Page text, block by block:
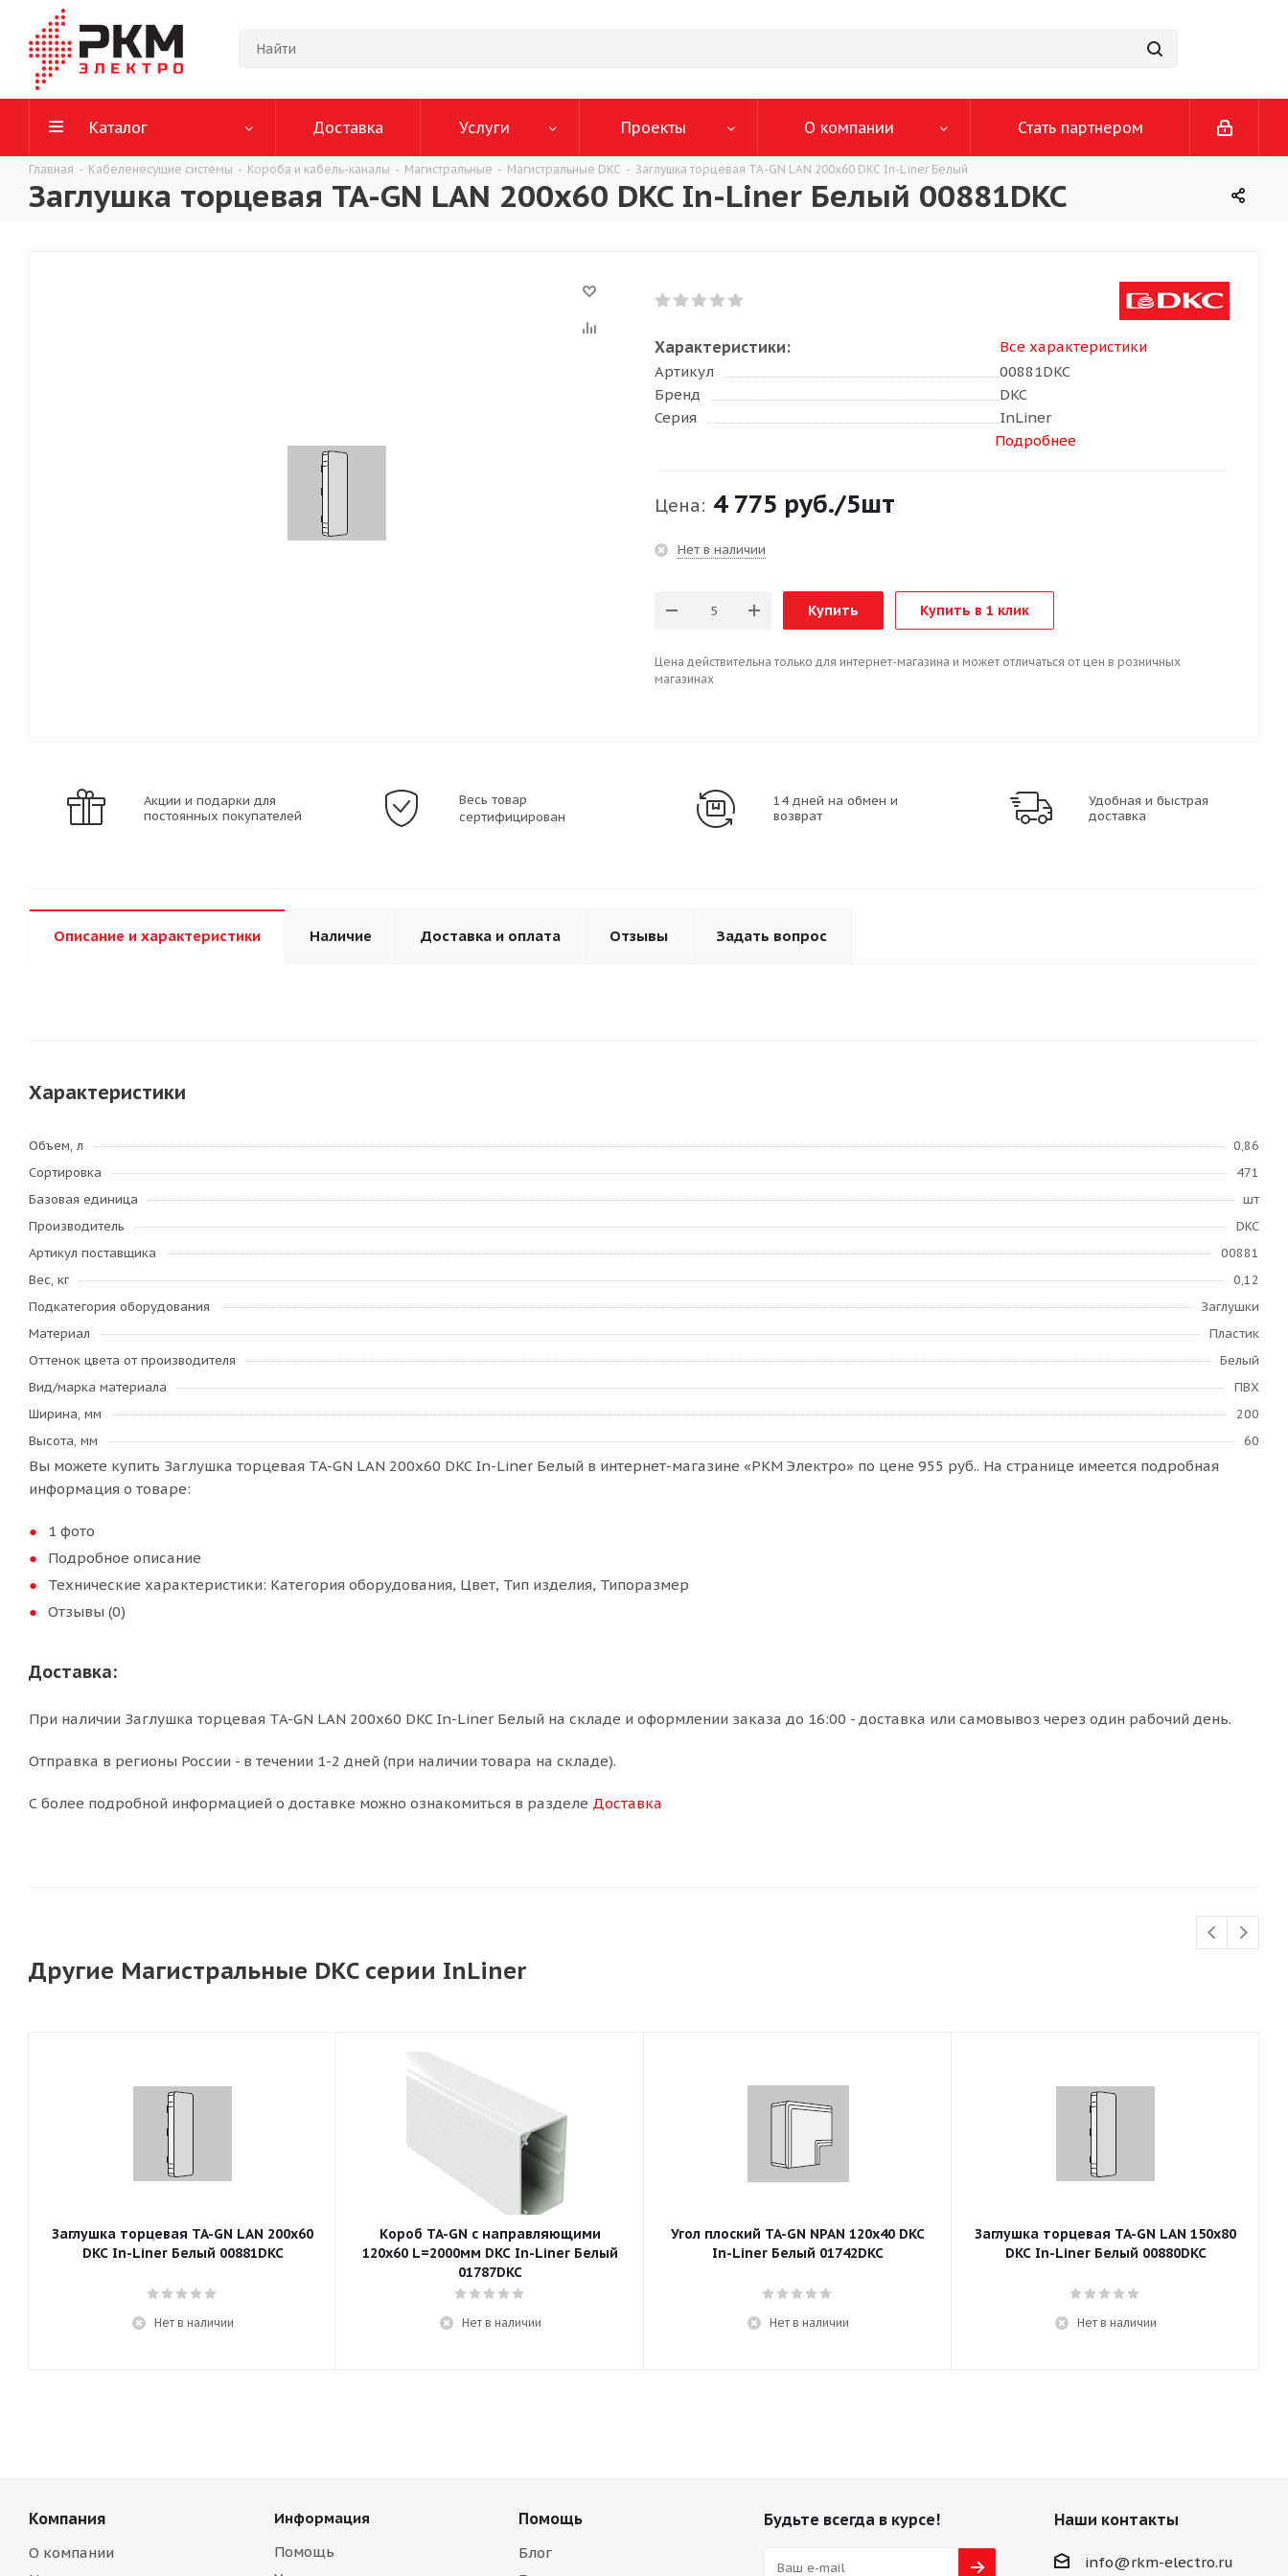
Каталог Доставка Услуги Проекты О компании Стать партнером
Главная - Кабеленесущие системы - Короба и кабель-каналы - Магистральные - Магистральные DKC - Заглушка торцевая TA-GN LAN 200x60 DKC In-Liner Белый
Заглушка торцевая TA-GN LAN 200x60 DKC In-Liner Белый 00881DKC
Характеристики:
Все характеристики
Артикул
00881DKC
Бренд
DKC
Серия
InLiner
Подробнее
Цена: 4 775 руб./5шт
Нет в наличии
Купить Купить в 1 клик
Цена действительна только для интернет-магазина и может отличаться от цен в розничных
магазинах
Акции и подарки для
постоянных покупателей
Весь товар
сертифицирован
14 дней на обмен и
возврат
Удобная и быстрая
доставка
Описание и характеристики Наличие Доставка и оплата Отзывы Задать вопрос
Характеристики
Объем, л
0,86
Сортировка
471
Базовая единица
шт
Производитель
DKC
Артикул поставщика
00881
Вес, кг
0,12
Подкатегория оборудования
Заглушки
Материал
Пластик
Оттенок цвета от производителя
Белый
Вид/марка материала
ПВХ
Ширина, мм
200
Высота, мм
60
Вы можете купить Заглушка торцевая TA-GN LAN 200x60 DKC In-Liner Белый в интернет-магазине «РКМ Электро» по цене 955 руб.. На странице имеется подробная
информация о товаре:
1 фото
Подробное описание
Технические характеристики: Категория оборудования, Цвет, Тип изделия, Типоразмер
Отзывы (0)
Доставка:
При наличии Заглушка торцевая TA-GN LAN 200x60 DKC In-Liner Белый на складе и оформлении заказа до 16:00 - доставка или самовывоз через один рабочий день.
Отправка в регионы России - в течении 1-2 дней (при наличии товара на складе).
С более подробной информацией о доставке можно ознакомиться в разделе Доставка
Другие Магистральные DKC серии InLiner
Заглушка торцевая TA-GN LAN 200x60
DKC In-Liner Белый 00881DKC
Нет в наличии
Короб TA-GN с направляющими
120x60 L=2000мм DKC In-Liner Белый
01787DKC
Нет в наличии
Угол плоский TA-GN NPAN 120x40 DKC
In-Liner Белый 01742DKC
Нет в наличии
Заглушка торцевая TA-GN LAN 150x80
DKC In-Liner Белый 00880DKC
Нет в наличии
Компания
О компании
Информация
Помощь
Помощь
Блог
Будьте всегда в курсе! Наши контакты
info@rkm-electro.ru